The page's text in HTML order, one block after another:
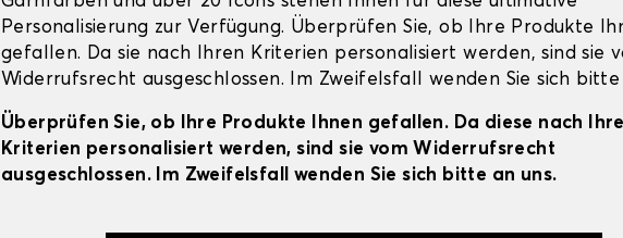
Personalisierung zur Verfügung. Überprüfen Sie, ob Ihre Produkte
gefallen. Da sie nach Ihren Kriterien personalisiert werden, sind sie
Widerrufsrecht ausgeschlossen. Im Zweifelsfall wenden Sie sich bitte
Überprüfen Sie, ob Ihre Produkte Ihnen gefallen. Da diese nach
Kriterien personalisiert werden, sind sie vom Widerrufsrecht
ausgeschlossen. Im Zweifelsfall wenden Sie sich bitte an uns.